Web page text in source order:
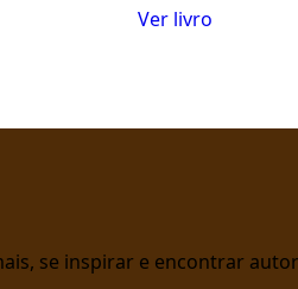
Ver livro
se inspirar e encontrar